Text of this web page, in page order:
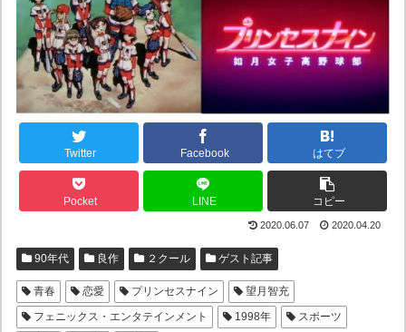
Twitter Facebook はてブ
Pocket LINE コピー
2020.06.07 2020.04.20
90年代 良作 ２クール ゲスト記事
青春 恋愛 プリンセスナイン
望月智充
フェニックス・エンタテインメント
1998年
スポーツ